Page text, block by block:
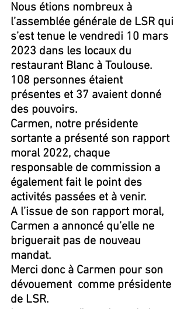
Nous étions nombreux à
l’assemblée générale de LSR qui
s’est tenue le vendredi 10 mars
2023 dans les locaux du
restaurant Blanc à Toulouse.
108 personnes étaient
présentes et 37 avaient donné
des pouvoirs.
Carmen, notre présidente
sortante a présenté son rapport
moral 2022, chaque
responsable de commission a
également fait le point des
activités passées et à venir.
A l’issue de son rapport moral,
Carmen a annoncé qu’elle ne
briguerait pas de nouveau
mandat.
Merci donc à Carmen pour son
dévouement  comme présidente
de LSR.